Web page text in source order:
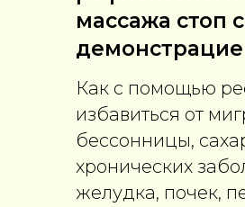
массажа стоп с
Как с помощью
избавиться от
бессонницы,
хронических
желудка, почек,